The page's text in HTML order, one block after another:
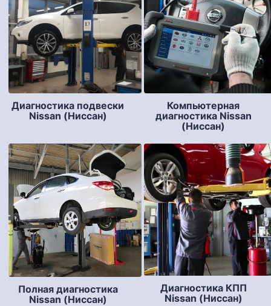
Диагностика подвески
Nissan (Ниссан)
Компьютерная
диагностика Nissan
(Ниссан)
Полная диагностика
Nissan (Ниссан)
Диагностика КПП
Nissan (Ниссан)